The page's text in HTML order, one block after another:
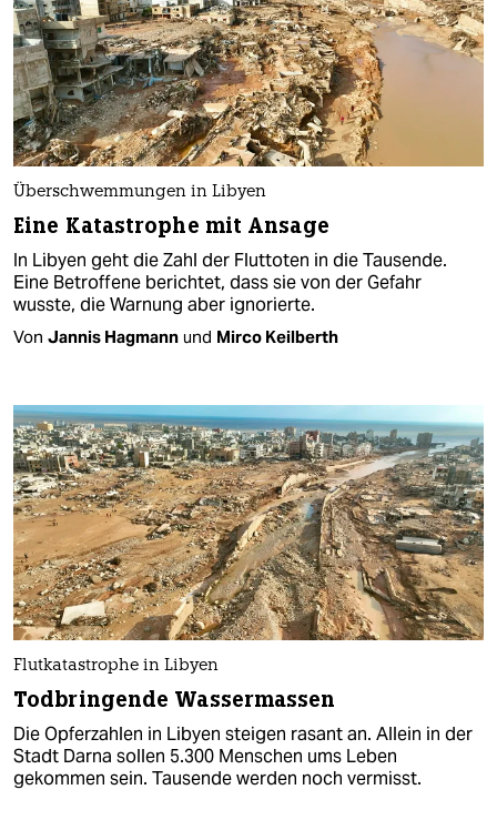
Überschwemmungen in Libyen
Eine Katastrophe mit Ansage
In Libyen geht die Zahl der Fluttoten in die Tausende.
Eine Betroffene berichtet, dass sie von der Gefahr
wusste, die Warnung aber ignorierte.
Von Jannis Hagmann und Mirco Keilberth
Flutkatastrophe in Libyen
Todbringende Wassermassen
Die Opferzahlen in Libyen steigen rasant an. Allein in der
Stadt Darna sollen 5.300 Menschen ums Leben
gekommen sein. Tausende werden noch vermisst.